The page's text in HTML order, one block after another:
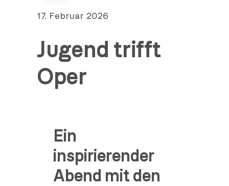
Veröffentlicht
17. Februar 2026
Jugend trifft
Oper
Ein
inspirierender
Abend mit den